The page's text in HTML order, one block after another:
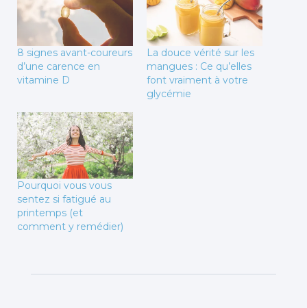
8 signes avant-coureurs
d’une carence en
vitamine D
La douce vérité sur les
mangues : Ce qu’elles
font vraiment à votre
glycémie
Pourquoi vous vous
sentez si fatigué au
printemps (et
comment y remédier)